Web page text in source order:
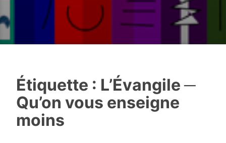
Étiquette : L’Évangile ─
Qu’on vous enseigne
moins